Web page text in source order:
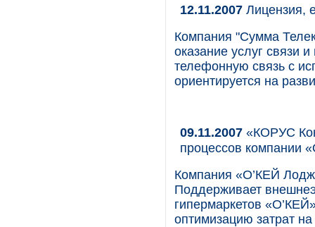
12.11.2007 Лицензия,
Компания "Сумма
оказание услуг связи
телефонную связь с
ориентируется на
09.11.2007 «КОРУС
процессов компании
Компания «О’КЕЙ
Поддерживает
гипермаркетов
оптимизацию затрат на